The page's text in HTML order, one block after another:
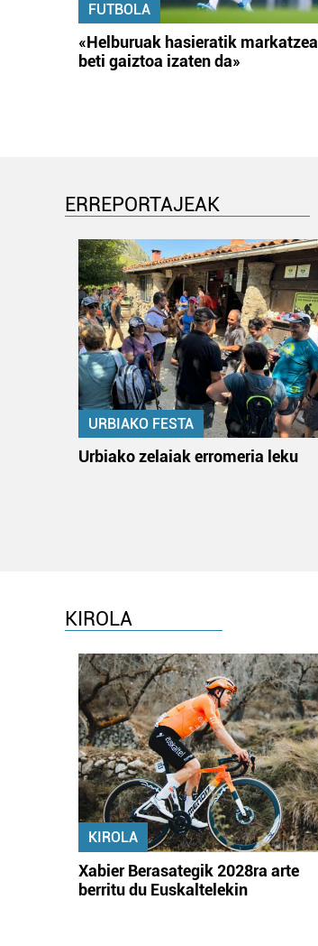
FUTBOLA
«Helburuak hasieratik markatzea
beti gaiztoa izaten da»
ERREPORTAJEAK
URBIAKO FESTA
Urbiako zelaiak erromeria leku
KIROLA
KIROLA
Xabier Berasategik 2028ra arte
berritu du Euskaltelekin